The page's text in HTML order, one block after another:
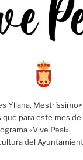
Yllana,
que para este mes
«Vive Peal».
del